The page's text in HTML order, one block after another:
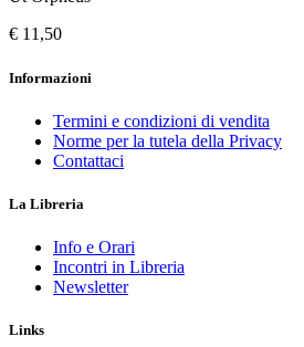
€ 11,50
Informazioni
Termini e condizioni di vendita
Norme per la tutela della Privacy
Contattaci
La Libreria
Info e Orari
Incontri in Libreria
Newsletter
Links